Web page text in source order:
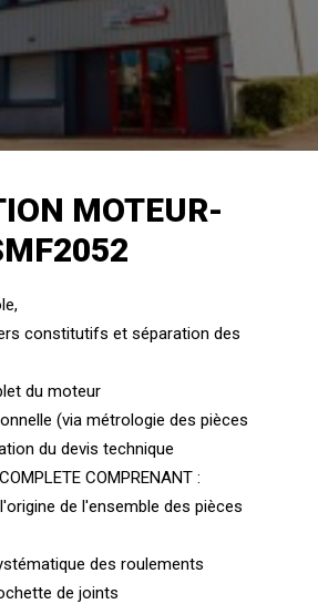
MOTEUR-
constitutifs et séparation des
du moteur
(via métrologie des pièces
du devis technique
COMPRENANT :
de l'ensemble des pièces
des roulements
de joints